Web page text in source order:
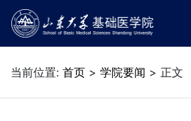
当前位置: 首页 > 学院要闻 > 正文